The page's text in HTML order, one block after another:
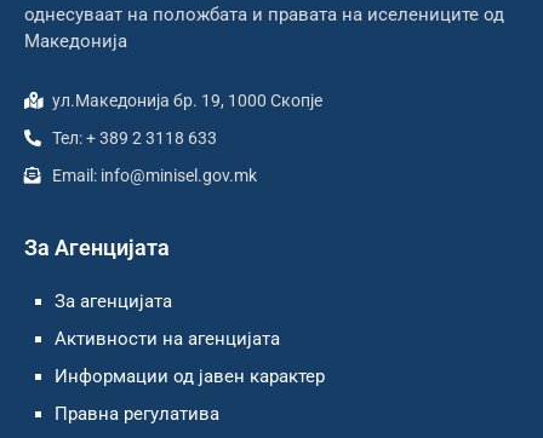
однесуваат на положбата и правата на иселениците од
Македонија
ул.Македонија бр. 19, 1000 Скопје
Тел: + 389 2 3118 633
Email: info@minisel.gov.mk
За Агенцијата
За агенцијата
Активности на агенцијата
Информации од јавен карактер
Правна регулатива